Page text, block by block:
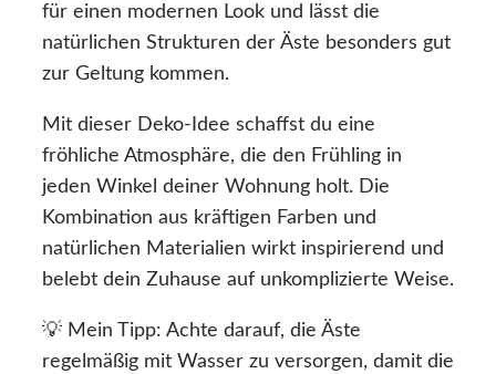
für einen modernen Look und lässt die
natürlichen Strukturen der Äste besonders gut
zur Geltung kommen.
Mit dieser Deko-Idee schaffst du eine
fröhliche Atmosphäre, die den Frühling in
jeden Winkel deiner Wohnung holt. Die
Kombination aus kräftigen Farben und
natürlichen Materialien wirkt inspirierend und
belebt dein Zuhause auf unkomplizierte Weise.
💡 Mein Tipp: Achte darauf, die Äste
regelmäßig mit Wasser zu versorgen, damit die